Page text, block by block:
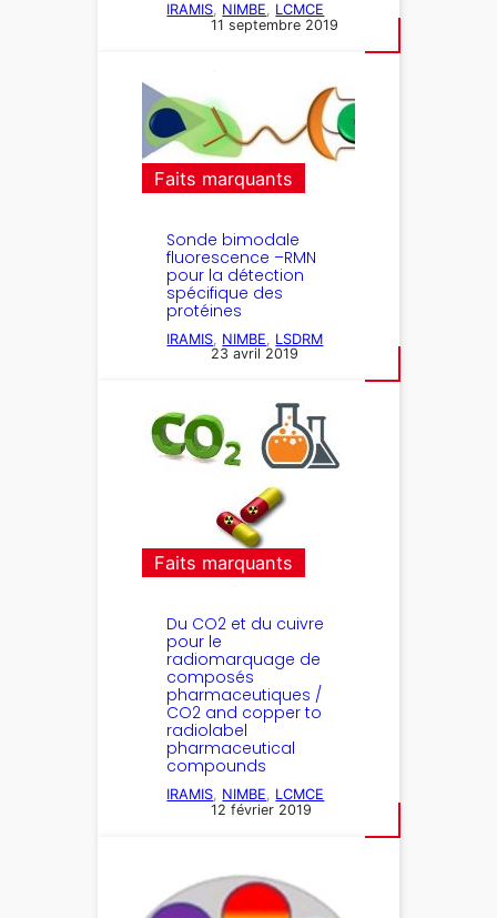
IRAMIS, NIMBE, LCMCE
11 septembre 2019
Faits marquants
Sonde bimodale
fluorescence –RMN
pour la détection
spécifique des
protéines
IRAMIS NIMBE
LSDRM
23 avril 2019
Faits marquants
Du CO2 et du cuivre
pour le
radiomarquage de
composés
pharmaceutiques /
CO2 and copper to
radiolabel
pharmaceutical
compounds
IRAMIS NIMBE
LCMCE
12 février 2019